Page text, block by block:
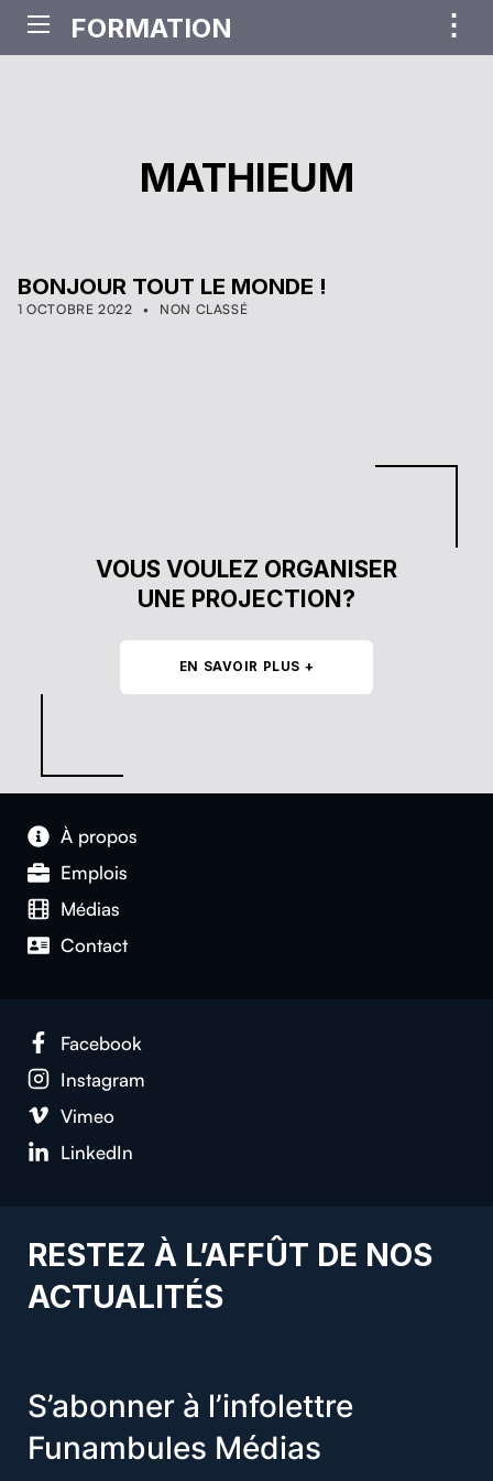
FORMATION ⋮
MATHIEUM
BONJOUR TOUT LE MONDE !
POSTED ON:
1 OCTOBRE 2022 WRITTEN BY:
MATHIEUM
CATEGORIZED IN:
NON CLASSÉ
VOUS VOULEZ ORGANISER
UNE PROJECTION?
EN SAVOIR PLUS +
À pro­pos
Emplois
Médias
Con­tact
Face­book
Insta­gram
Vimeo
LinkedIn
RESTEZ À L’AFFÛT DE NOS
ACTUALITÉS
S’abonner à l’infolettre
Funambules Médias